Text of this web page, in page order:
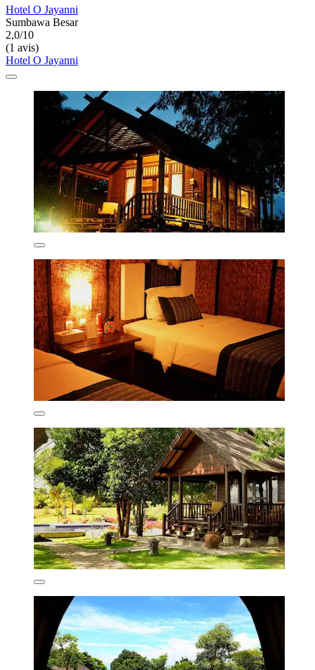
Hotel O Jayanni
Sumbawa Besar
2,0/10
(1 avis)
Hotel O Jayanni